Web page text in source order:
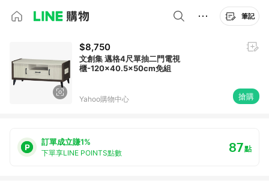
筆記
$8,750
文創集 邁格4尺單抽二門電視
櫃-120x40.5x50cm免組
Yahoo購物中心 搶購
訂單成立賺1%
下單享LINE POINTS點數 87點